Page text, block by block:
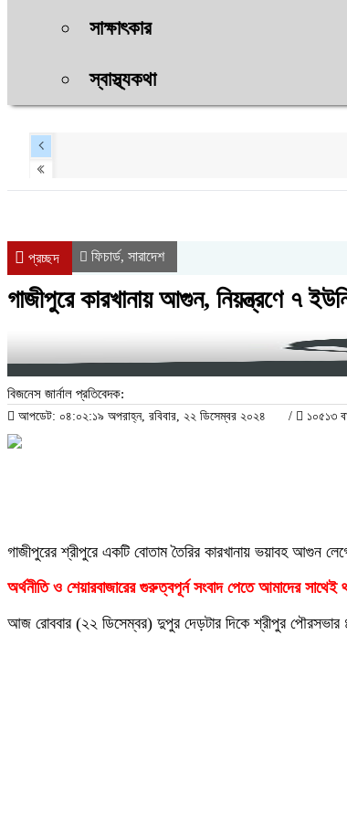
সাক্ষাৎকার
স্বাস্থ্যকথা
প্রচ্ছদ ফিচার্ড, সারাদেশ
গাজীপুরে কারখানায় আগুন, নিয়ন্ত্রণে ৭
বিজনেস জার্নাল প্রতিবেদক:
আপডেট: ০৪:০২:১৯ অপরাহ্ন, রবিবার, ২২ ডিসেম্বর ২০২৪ / ১০৫১৩
গাজীপুরের শ্রীপুরে একটি বোতাম তৈরির কারখানায় ভয়াবহ আগুন
অর্থনীতি ও শেয়ারবাজারের গুরুত্বপূর্ন সংবাদ পেতে আমাদের সাথেই
আজ রোববার (২২ ডিসেম্বর) দুপুর দেড়টার দিকে শ্রীপুর পৌরসভার